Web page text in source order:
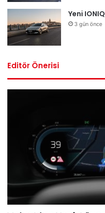
Yeni
3 gün önce
Editör Önerisi